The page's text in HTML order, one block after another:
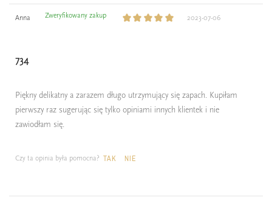
Anna Zweryfikowany zakup 2023-07-06
734
Piękny delikatny a zarazem długo utrzymujący się zapach. Kupiłam
pierwszy raz sugerując się tylko opiniami innych klientek i nie
zawiodłam się.
Czy ta opinia była pomocna? TAK NIE